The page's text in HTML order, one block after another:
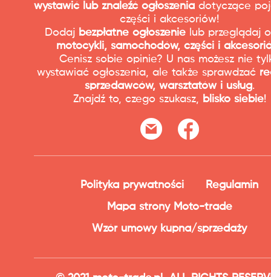
wystawić lub znaleźć ogłoszenia dotyczące
części i akcesoriów!
Dodaj bezpłatne ogłoszenielub przeglądaj
motocykli, samochodów, części i
Cenisz sobie opinie? U nas możesz nie
wystawiać ogłoszenia, ale także sprawdzać
sprzedawców, warsztatów i usług.
Znajdź to, czego szukasz, blisko siebie!
Polityka prywatności
Regulamin
Mapa strony Moto-trade
Wzór umowy kupna/sprzedaży